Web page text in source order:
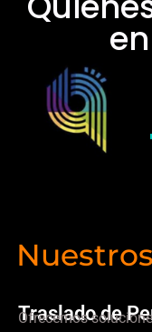
Traslado de
Ofrecemos